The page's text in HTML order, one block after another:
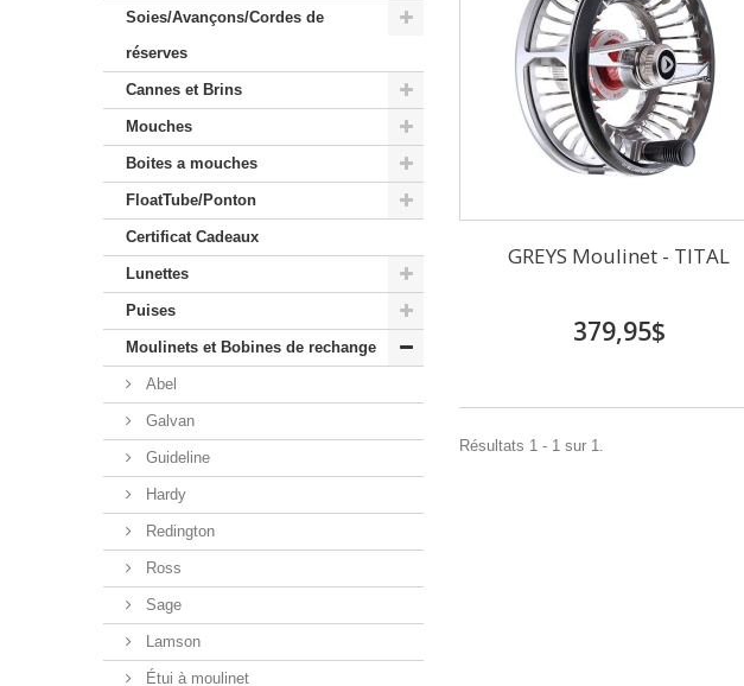
Soies/Avançons/Cordes de
réserves
Cannes et Brins
Mouches
Boites a mouches
FloatTube/Ponton
Certificat Cadeaux
Lunettes
Puises
Moulinets et Bobines de rechange
Abel
Galvan
Guideline
Hardy
Redington
Ross
Sage
Lamson
Étui à moulinet
GREYS Moulinet - TITAL
379,95$
Résultats 1 - 1 sur 1.